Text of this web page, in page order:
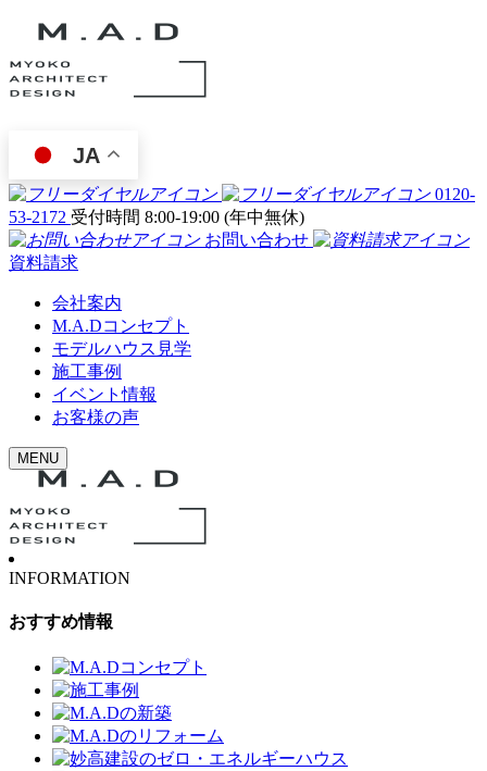
JA
0120-
53-2172 受付時間 8:00-19:00 (年中無休)
お問い合わせ
資料請求
会社案内
M.A.Dコンセプト
モデルハウス見学
施工事例
イベント情報
お客様の声
MENU
INFORMATION
おすすめ情報